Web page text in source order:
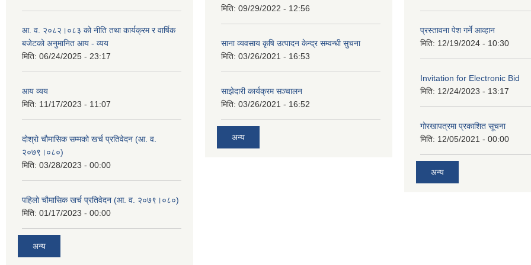
आ. व. २०८२।०८३ को नीति तथा कार्यक्रम र वार्षिक
बजेटको अनुमानित आय - व्यय
मिति: 06/24/2025 - 23:17
आय व्यय
मिति: 11/17/2023 - 11:07
दोश्रो चौमासिक सम्मको खर्च प्रतिवेदन (आ. व.
२०७९।०८०)
मिति: 03/28/2023 - 00:00
पहिलो चौमासिक खर्च प्रतिवेदन (आ. व. २०७९।०८०)
मिति: 01/17/2023 - 00:00
अन्य
मिति: 09/29/2022 - 12:56
साना व्यवसाय कृषि उत्पादन केन्द्र सम्वन्धी सुचना
मिति: 03/26/2021 - 16:53
साझेदारी कार्यक्रम सञ्चालन
मिति: 03/26/2021 - 16:52
अन्य
प्रस्तावना पेश गर्ने आव्हान
मिति: 12/19/2024 - 10:30
Invitation for Electronic Bid
मिति: 12/24/2023 - 13:17
गोरखापत्रमा प्रकाशित सूचना
मिति: 12/05/2021 - 00:00
अन्य